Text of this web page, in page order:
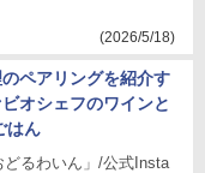
(2026/5/18)
ペアリングを紹介す
オシェフのワインと
はん
るわいん」/公式Insta